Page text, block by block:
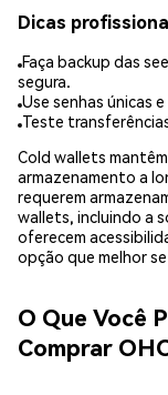
Dicas
Faça backup das
segura.
Use senhas únicas
Teste
Cold wallets
armazenamento a
requerem
wallets, incluindo a
oferecem
opção que melhor
O Que Você
Comprar